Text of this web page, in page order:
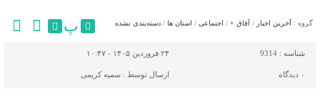
گروه : آخرین اخبار / آفاق + / اجتماعی / استان ها / دسته‌بندی نشده پ
شناسه : 9314 ۲۴ فروردین ۱۴۰۵ - ۱۰:۴۷
۰ دیدگاه ارسال توسط :سمیه کریمی